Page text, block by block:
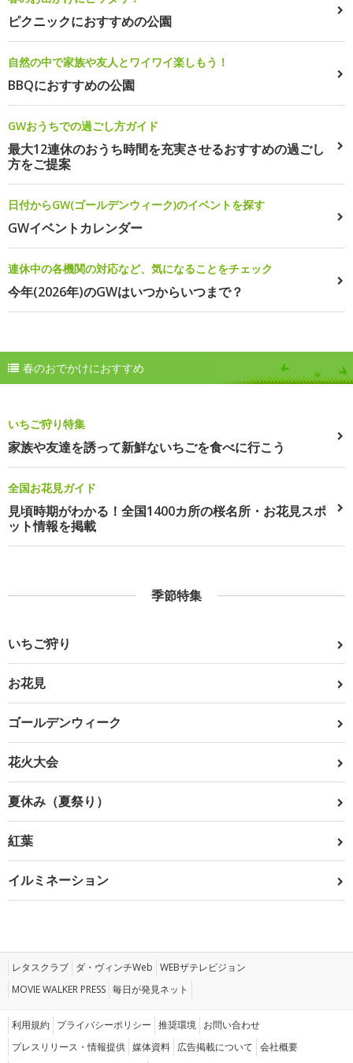
ピクニックにおすすめの公園
自然の中で家族や友人とワイワイ楽しもう！
BBQにおすすめの公園
GWおうちでの過ごし方ガイド
最大12連休のおうち時間を充実させるおすすめの過ごし
方をご提案
日付からGW(ゴールデンウィーク)のイベントを探す
GWイベントカレンダー
連休中の各機関の対応など、気になることをチェック
今年(2026年)のGWはいつからいつまで？
春のおでかけにおすすめ
いちご狩り特集
家族や友達を誘って新鮮ないちごを食べに行こう
全国お花見ガイド
見頃時期がわかる！全国1400カ所の桜名所・お花見スポ
ット情報を掲載
季節特集
いちご狩り
お花見
ゴールデンウィーク
花火大会
夏休み（夏祭り）
紅葉
イルミネーション
レタスクラブ ダ・ヴィンチWeb WEBザテレビジョン
MOVIE WALKER PRESS 毎日が発見ネット
利用規約 プライバシーポリシー 推奨環境 お問い合わせ
プレスリリース・情報提供 媒体資料 広告掲載について 会社概要